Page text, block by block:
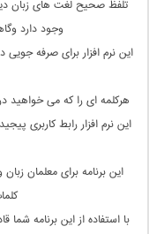
تلفظ صحیح لغت های زبان
وجود دارد
این نرم افزار برای صرفه
هرکلمه ای را که می خواهید
این نرم افزار رابط کاربری
این برنامه برای معلمان
با استفاده از این برنامه